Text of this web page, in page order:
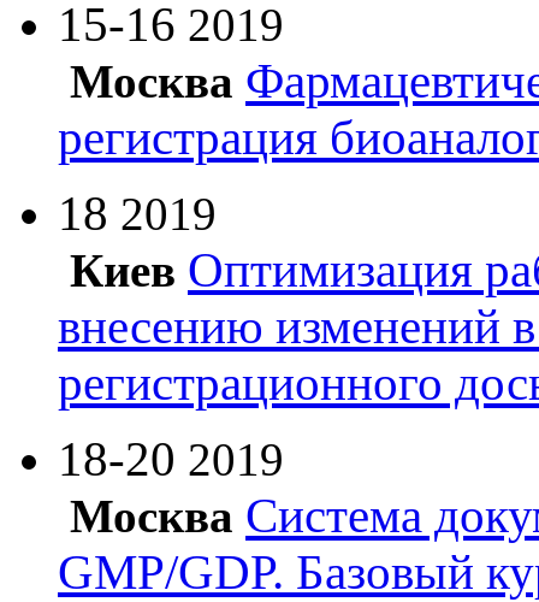
15-16 2019
Москва
регистрация
18 2019
Киев Оптимизация
внесению изменений
регистрационного
18-20 2019
Москва Система
GMP/GDP. Базовый